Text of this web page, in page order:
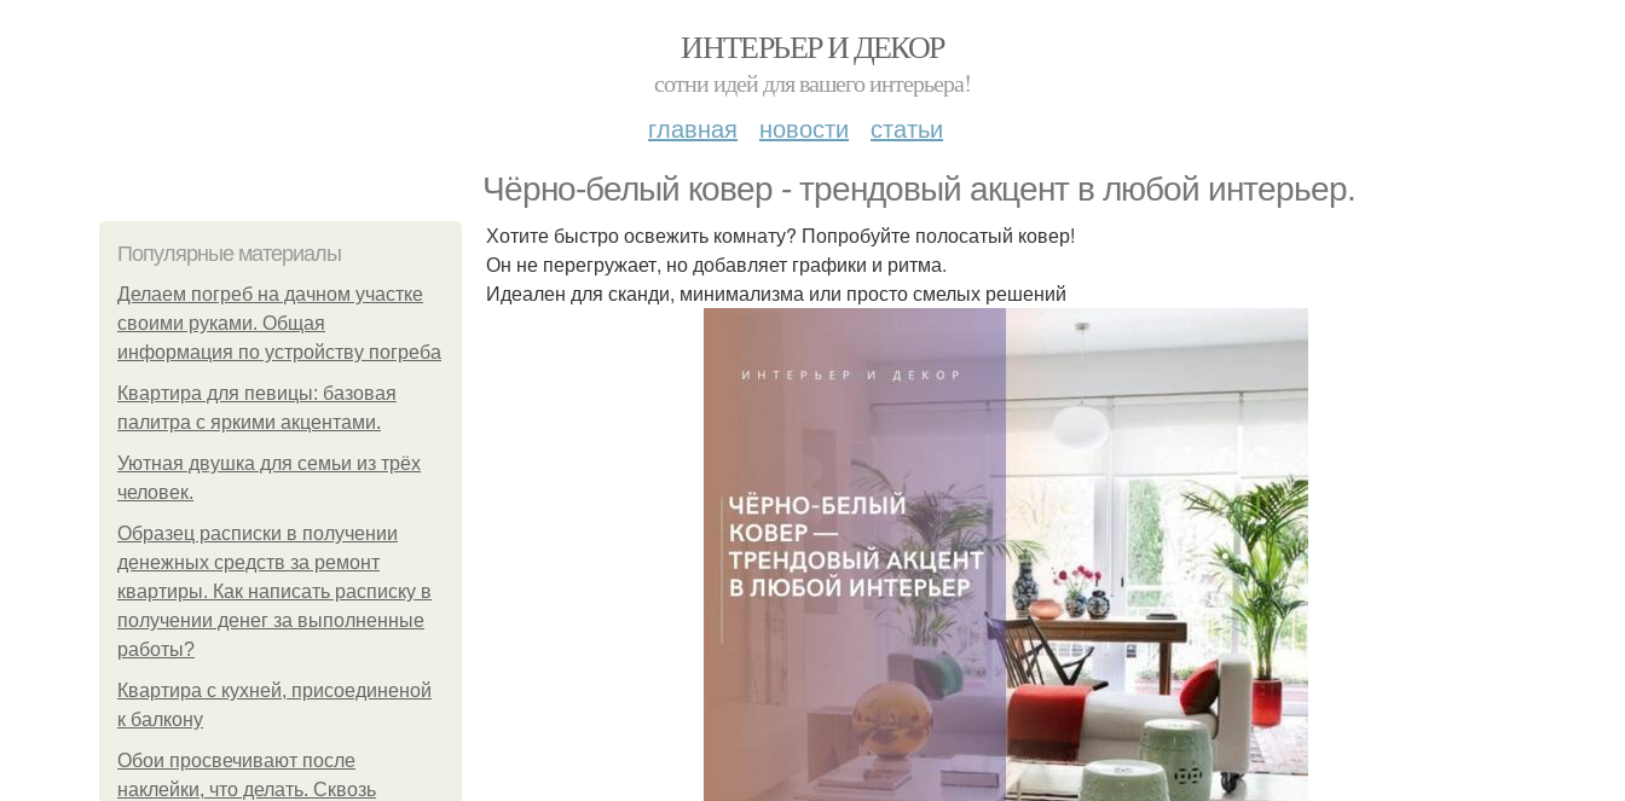
ИНТЕРЬЕР И ДЕКОР
сотни идей для вашего интерьера!
главная новости статьи
Чёрно-белый ковер - трендовый акцент в любой интерьер.
Популярные материалы
Делаем погреб на дачном участке
своими руками. Общая
информация по устройству погреба
Квартира для певицы: базовая
палитра с яркими акцентами.
Уютная двушка для семьи из трёх
человек.
Образец расписки в получении
денежных средств за ремонт
квартиры. Как написать расписку в
получении денег за выполненные
работы?
Квартира с кухней, присоединеной
к балкону
Обои просвечивают после
наклейки, что делать. Сквозь
Хотите быстро освежить комнату? Попробуйте полосатый ковер!
Он не перегружает, но добавляет графики и ритма.
Идеален для сканди, минимализма или просто смелых решений